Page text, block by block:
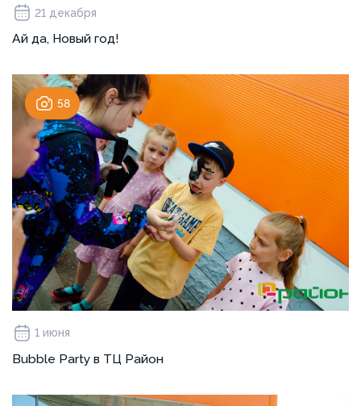
21 декабря
Ай да, Новый год!
58
1 июня
Bubble Party в ТЦ Район